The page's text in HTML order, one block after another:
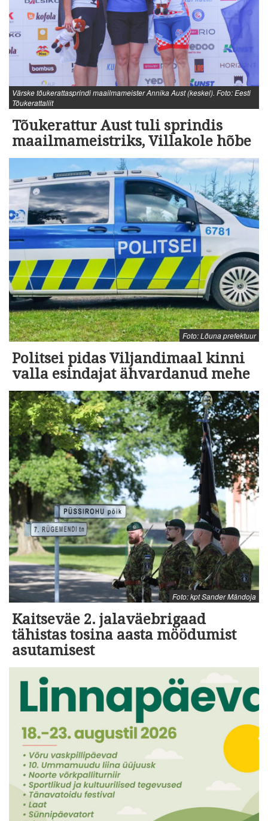
Värske tõukerattasprindi maailmameister Annika Aust (keskel). Foto: Eesti
Tõukerattaliit
Tõukerattur Aust tuli sprindis
maailmameistriks, Villakole hõbe
Foto: Lõuna prefektuur
Politsei pidas Viljandimaal kinni
valla esindajat ähvardanud mehe
Foto: kpt Sander Mändoja
Kaitseväe 2. jalaväebrigaad
tähistas tosina aasta möödumist
asutamisest